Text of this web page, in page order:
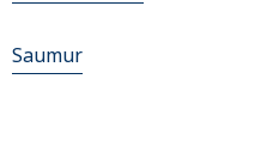
Saumur